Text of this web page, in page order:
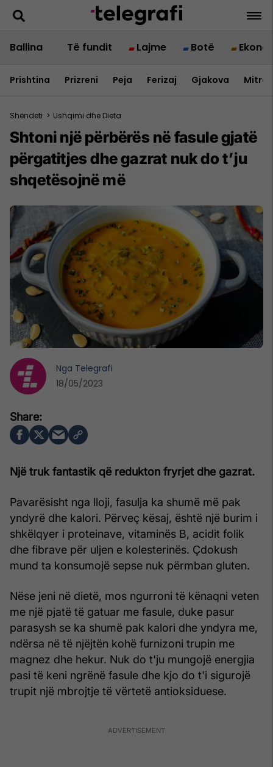
Ballina Të fundit Lajme Botë
Prishtina Prizreni Peja Ferizaj Gjakova
Shëndeti > Ushqimi dhe Dieta
Shtoni një përbërës në fasule gjatë
përgatitjes dhe gazrat nuk do t’ju
shqetësojnë më
Një truk fantastik që redukton fryrjet dhe gazrat.
Pavarësisht nga lloji, fasulja ka shumë më pak
yndyrë dhe kalori. Përveç kësaj, është një burim i
shkëlqyer i proteinave, vitaminës B, acidit folik
dhe fibrave për uljen e kolesterinës. Çdokush
mund ta konsumojë sepse nuk përmban gluten.
Nëse jeni në dietë, mos ngurroni të kënaqni veten
me një pjatë të gatuar me fasule, duke pasur
parasysh se ka shumë pak kalori dhe yndyra me,
ndërsa në të njëjtën kohë furnizoni trupin me
magnez dhe hekur. Nuk do t'ju mungojë energjia
pasi të keni ngrënë fasule dhe kjo do t'i sigurojë
trupit një mbrojtje të vërtetë antioksiduese.
Nga Telegrafi
18/05/2023